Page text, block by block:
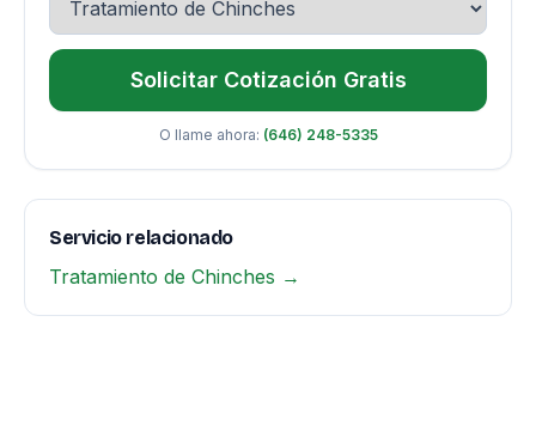
Solicitar Cotización Gratis
O llame ahora: (646) 248-5335
Servicio relacionado
Tratamiento de Chinches →